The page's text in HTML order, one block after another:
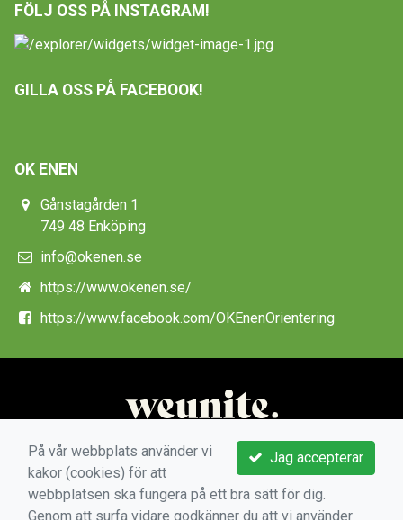
FÖLJ OSS PÅ INSTAGRAM!
GILLA OSS PÅ FACEBOOK!
OK ENEN
Gånstagården 1
749 48 Enköping
info@okenen.se
https://www.okenen.se/
https://www.facebook.com/OKEnenOrientering
Jag accepterar
På vår webbplats använder vi
kakor (cookies) för att
webbplatsen ska fungera på ett bra sätt för dig.
Genom att surfa vidare godkänner du att vi använder